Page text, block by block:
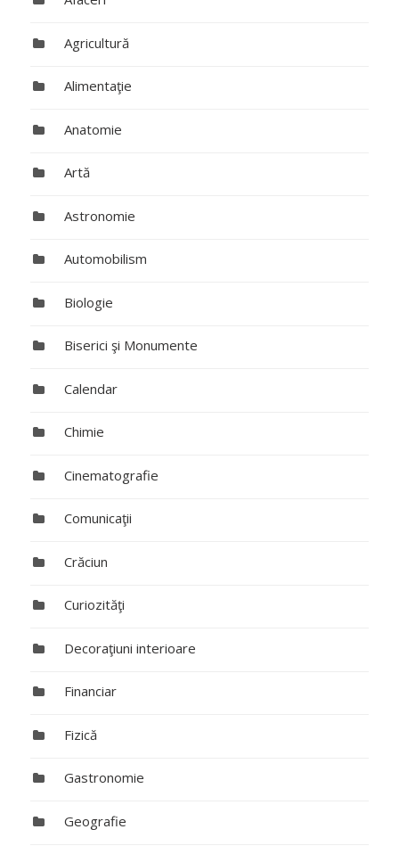
Agricultură
Alimentaţie
Anatomie
Artă
Astronomie
Automobilism
Biologie
Biserici şi Monumente
Calendar
Chimie
Cinematografie
Comunicaţii
Crăciun
Curiozităţi
Decoraţiuni interioare
Financiar
Fizică
Gastronomie
Geografie